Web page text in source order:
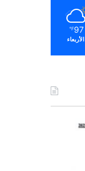
97
℉
الأربعاء